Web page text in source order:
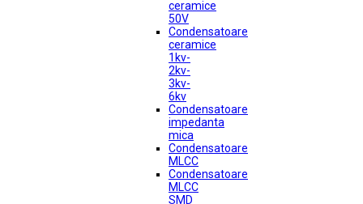
ceramice
50V
Condensatoare
ceramice
1kv-
2kv-
3kv-
6kv
Condensatoare
impedanta
mica
Condensatoare
MLCC
Condensatoare
MLCC
SMD